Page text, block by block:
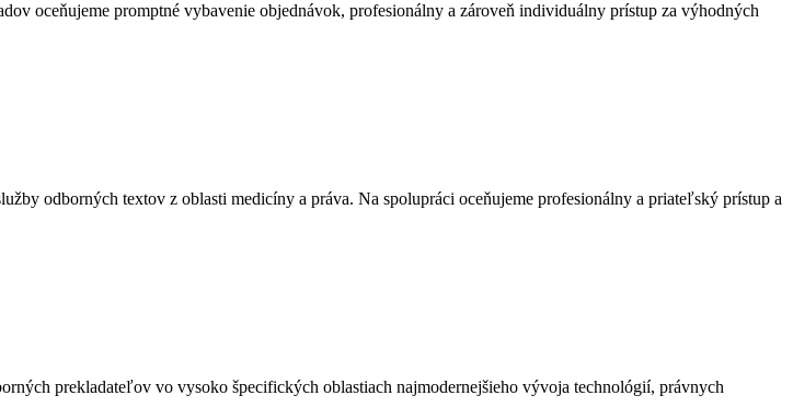
oceňujeme promptné vybavenie objednávok, profesionálny a zároveň individuálny prístup za výhodných
odborných textov z oblasti medicíny a práva. Na spolupráci oceňujeme profesionálny a priateľský prístup a
prekladateľov vo vysoko špecifických oblastiach najmodernejšieho vývoja technológií, právnych